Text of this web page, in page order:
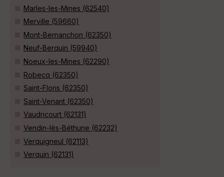
Marles-les-Mines (62540)
Merville (59660)
Mont-Bernanchon (62350)
Neuf-Berquin (59940)
Noeux-les-Mines (62290)
Robecq (62350)
Saint-Floris (62350)
Saint-Venant (62350)
Vaudricourt (62131)
Vendin-lès-Béthune (62232)
Verquigneul (62113)
Verquin (62131)